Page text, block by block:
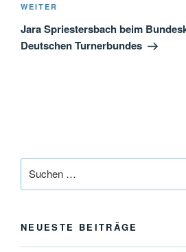
Nächster
Beitrag
WEITER
Jara Spriestersbach beim
Deutschen Turnerbundes
nach:
NEUESTE BEITRÄGE